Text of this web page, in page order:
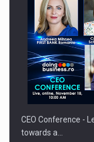
CEO Conference -
towards a…